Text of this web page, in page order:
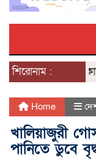
শিরোনাম :ভাষণ: ঢাকায়
Home
খালিয়াজুরী
পানিতে ডুবে